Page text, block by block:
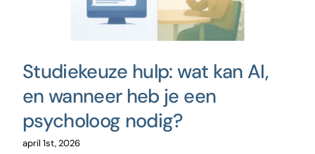
Studiekeuze hulp: wat kan AI,
en wanneer heb je een
psycholoog nodig?
april 1st, 2026